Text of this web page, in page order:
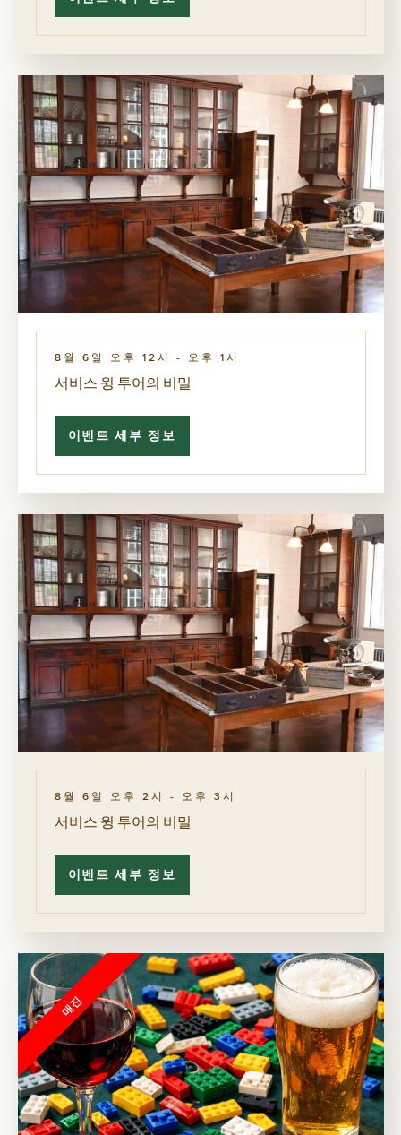
스
윙
의
비
밀
8월 6일 오후 12시 - 오후 1시
서비스 윙 투어의 비밀
이벤트 세부 정보
스
윙
어
의
비
밀
8월 6일 오후 2시 - 오후 3시
서비스 윙 투어의 비밀
이벤트 세부 정보
스
윙
의
비
밀
매진